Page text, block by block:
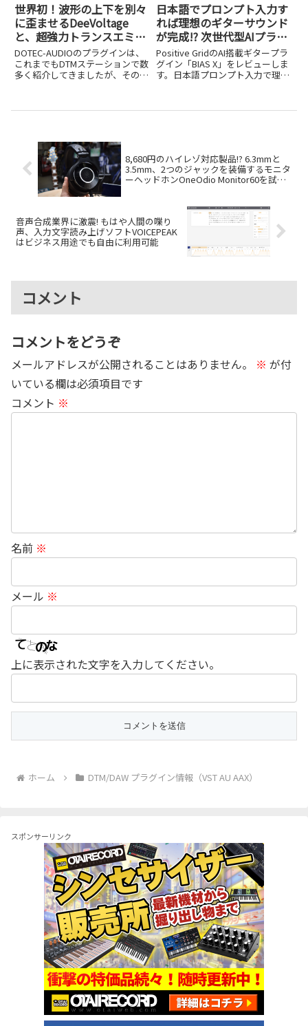
世界初！波形の上下を別々
に歪ませるDeeVoltage
と、超強力トランスエミュ
レータDeeTransが誕生。
DOTEC-AUDIO 10周年で全
品セールも開催中
DOTEC-AUDIOのプラグインは、
これまでもDTMステーションで数
多く紹介してきましたが、そのユ
た。そのDOTEC-AUDIOが今年、
日本語でプロンプト入力す
れば理想のギターサウンド
が完成!? 次世代型AIプラグ
イン、Positive Grid「BIAS
X」。3/31まで18,120円
Positive GridのAI搭載ギタープラ
グイン「BIAS X」をレビューしま
す。日本語プロンプト入力で理想
報を紹介します。
8,680円のハイレゾ対応製品!? 6.3mmと
3.5mm、2つのジャックを装備するモニタ
ーヘッドホンOneOdio Monitor60を試し
音声合成業界に激震! もはや人間の喋り
声、入力文字読み上げソフトVOICEPEAK
はビジネス用途でも自由に利用可能
コメント
コメントをどうぞ
メールアドレスが公開されることはありません。 ※ が付
いている欄は必須項目です
コメント ※
名前 ※
メール ※
上に表示された文字を入力してください。
ホーム DTM/DAW プラグイン情報（VST AU AAX）
スポンサーリンク